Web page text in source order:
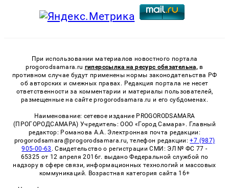
При использовании материалов новостного портала
progorodsamara.ru гиперссылка на ресурс обязательна, в
противном случае будут применены нормы законодательства РФ
об авторских и смежных правах. Редакция портала не несет
ответственности за комментарии и материалы пользователей,
размещенные на сайте progorodsamara.ru и его субдоменах.
Наименование: сетевое издание PROGORODSAMARA
(ПРОГОРОДСАМАРА) Учредитель: ООО «Город Самара». Главный
редактор: Романова А.А. Электронная почта редакции:
progorodsamara@progorodsamara.ru, телефон редакции:+7 (987)
905-00-63 . Свидетельство о регистрации СМИ: ЭЛ № ФС 77 -
65325 от 12 апреля 2016г. выдано Федеральной службой по
надзору в сфере связи, информационных технологий и массовых
коммуникаций. Возрастная категория сайта 16+